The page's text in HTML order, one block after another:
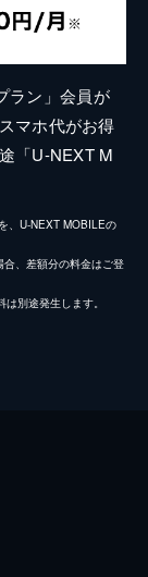
ラン」会員が
マホ代がお得
「U-NEXT M
、U-NEXT MOBILEの
、差額分の料金はご登
別途発生します。